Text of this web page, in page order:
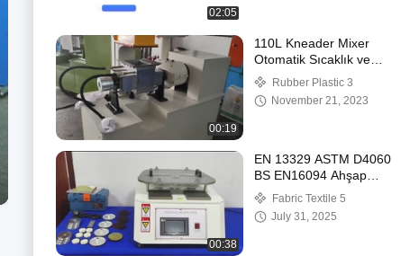
02:05
00:19
110L Kneader Mixer
Otomatik Sıcaklık ve
EVA için Zaman
Rubber Plastic 3
November 21, 2023
00:38
EN 13329 ASTM D4060
BS EN16094 Ahşap
Zeminler İçin Martindale
Aşınma Test Cihazı
Martindale Aşınma
Fabric Textile 5
July 31, 2025